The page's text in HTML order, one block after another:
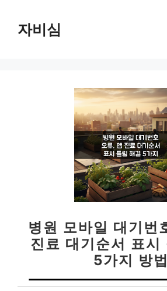
자비심
병원 모바일 대기번
진료 대기순서 표시
5가지 방법